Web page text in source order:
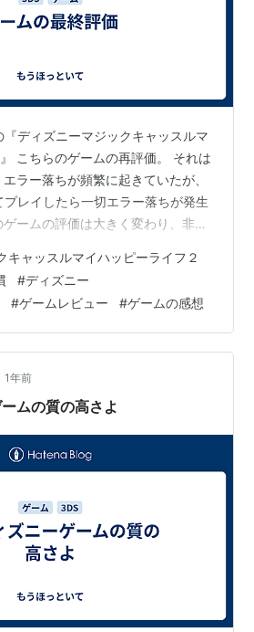
『ディズニーマジックキャッスルマ
こちらのゲームの再評価。 それは
ラー落ちが頻繁に起きていたが、
レイしたら一切エラー落ちが発生
ームの評価は大きく変わり、非常
ありこれは想像以上に長く遊べる
後は作業ゲー感が増すので、結構
。 ただし、エンディングまでで十
ムなのでディズニー好きはもちろ
興味のない人がプレイしてもハマ
ちなみにこのゲ…
キャッスルマイハッピーライフ２
#ディズニー
#ゲームレビュー #ゲームの感想
1年前
ムの質の高さよ